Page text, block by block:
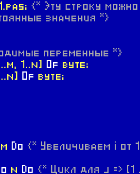
{* Эту строку
значения *}
переменные *}
1..n] Of byte;
Of byte;
m Do {* Увеличиваем i от
n Do {* Цикл для j =>